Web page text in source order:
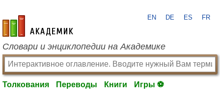
academic.ru
EN DE ES FR
Словари и энциклопедии на Академике
Толкования Переводы Книги Игры ⚽